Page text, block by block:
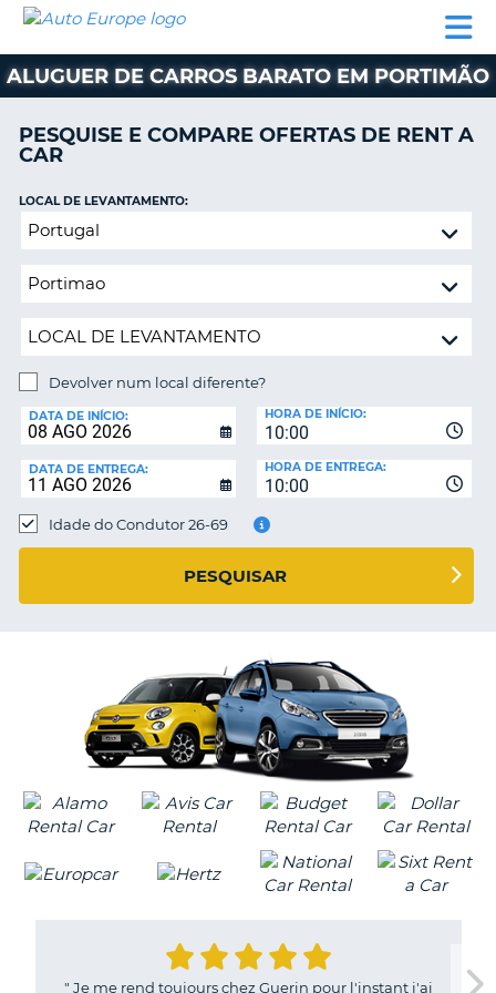
ALUGUER
CARROS
ALUGUER
CARAVANAS
E
AUTO
EUROPE
ALUGUER
CARROS
ALUGUER
DE
AUTO-
PARCEIROS
A
CONTA
A
MINHA
RESERVA
PORTUGAL
ALUGUER DE CARROS BARATO EM PORTIMÃO
PESQUISE E COMPARE OFERTAS DE RENT A
CAR
Devolver
local
LOCAL DE LEVANTAMENTO:
Devolver num local diferente?
DE
DEVOLUÇÃO:
DATA DE INÍCIO:
10:00
HORA DE INÍCIO:
DATA DE ENTREGA:
10:00
HORA DE ENTREGA:
Idade do Condutor 26-69
PESQUISAR
" Je me rend toujours chez Guerin pour l'instant j'ai